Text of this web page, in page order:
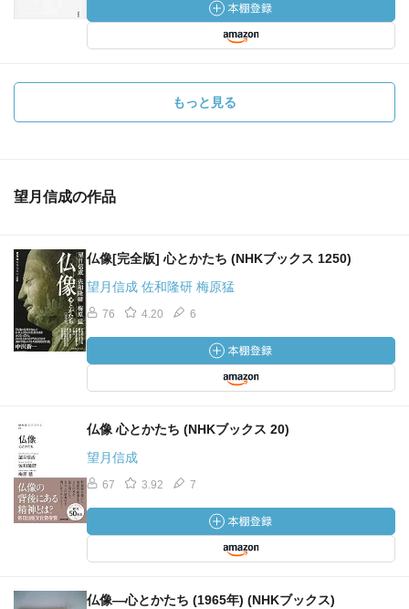
もっと見る
望月信成の作品
仏像[完全版] 心とかたち (NHKブックス 1250)
望月信成 佐和隆研 梅原猛
76 4.20 6
仏像 心とかたち (NHKブックス 20)
望月信成
67 3.92 7
仏像―心とかたち (1965年) (NHKブックス)